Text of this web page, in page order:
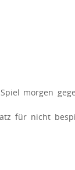
morgen
für nicht